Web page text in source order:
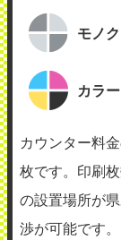
モノ
カラ
カウンター料
枚です。印刷
の設置場所が
渉が可能です。